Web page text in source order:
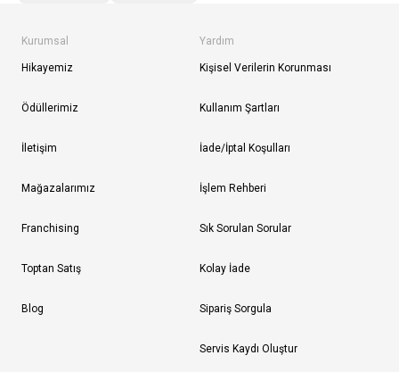
Kurumsal
Hikayemiz
Ödüllerimiz
İletişim
Mağazalarımız
Franchising
Toptan Satış
Blog
Yardım
Kişisel Verilerin Korunması
Kullanım Şartları
İade/İptal Koşulları
İşlem Rehberi
Sık Sorulan Sorular
Kolay İade
Sipariş Sorgula
Servis Kaydı Oluştur